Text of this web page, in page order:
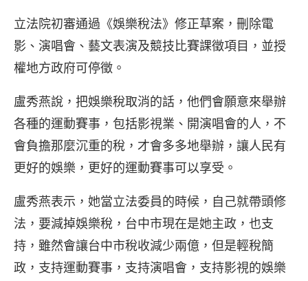
立法院初審通過《娛樂稅法》修正草案，刪除電
影、演唱會、藝文表演及競技比賽課徵項目，並授
權地方政府可停徵。
盧秀燕說，把娛樂稅取消的話，他們會願意來舉辦
各種的運動賽事，包括影視業、開演唱會的人，不
會負擔那麼沉重的稅，才會多多地舉辦，讓人民有
更好的娛樂，更好的運動賽事可以享受。
盧秀燕表示，她當立法委員的時候，自己就帶頭修
法，要減掉娛樂稅，台中市現在是她主政，也支
持，雖然會讓台中市稅收減少兩億，但是輕稅簡
政，支持運動賽事，支持演唱會，支持影視的娛樂